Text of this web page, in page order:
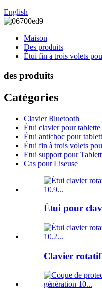
English
Maison
Des produits
Étui fin à trois volets
des produits
Catégories
Clavier Bluetooth
Étui clavier pour tablette
Étui antichoc pour
Étui fin à trois volets
Etui support pour
Cas pour Liseuse
Étui pour
Clavier rotatif